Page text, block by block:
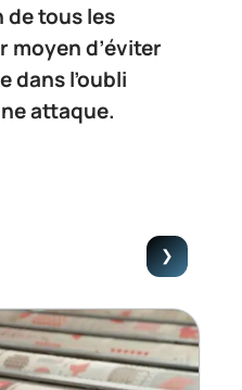
de tous les
moyen d’éviter
dans l’oubli
attaque.